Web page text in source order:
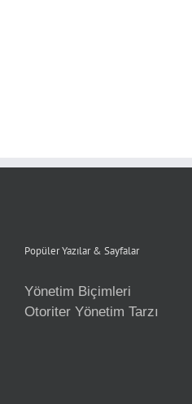
Popüler Yazılar & Sayfalar
Yönetim Biçimleri
Otoriter Yönetim Tarzı